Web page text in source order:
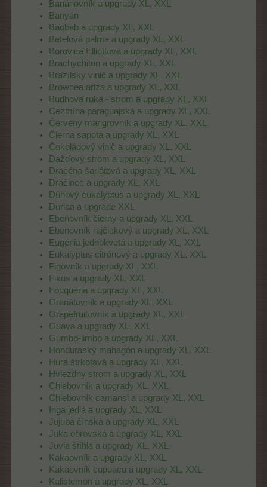
Banánovník a upgrady XL, XXL
Banyán
Baobab a upgrady XL, XXL
Betelová palma a upgrady XL, XXL
Borovica Elliottova a upgrady XL, XXL
Brachychiton a upgrady XL, XXL
Brazílsky vinič a upgrady XL, XXL
Brownea ariza a upgrady XL, XXL
Budhova ruka - strom a upgrady XL, XXL
Cezmína paraguajská a upgrady XL, XXL
Červený mangrovník a upgrady XL, XXL
Čierna sapota a upgrady XL, XXL
Čokoládový vinič a upgrady XL, XXL
Dažďový strom a upgrady XL, XXL
Dracéna šarlátová a upgrady XL, XXL
Dračinec a upgrady XL, XXL
Dúhový eukalyptus a upgrady XL, XXL
Durian a upgrade XXL
Ebenovník čierny a upgrady XL, XXL
Ebenovník rajčiakový a upgrady XL, XXL
Eugénia jednokvetá a upgrady XL, XXL
Eukalyptus citrónový a upgrady XL, XXL
Figovník a upgrady XL, XXL
Fikus a upgrady XL, XXL
Fouqueria a upgrady XL, XXL
Granátovník a upgrady XL, XXL
Grapefruitovník a upgrady XL, XXL
Guava a upgrady XL, XXL
Gumbo-limbo a upgrady XL, XXL
Honduraský mahagón a upgrady XL, XXL
Hura štrkotavá a upgrady XL, XXL
Hviezdny strom a upgrady XL, XXL
Chlebovník a upgrady XL, XXL
Chlebovník camansi a upgrady XL, XXL
Inga jedlá a upgrady XL, XXL
Jujuba čínska a upgrady XL, XXL
Juka obrovská a upgrady XL, XXL
Juvia štíhla a upgrady XL, XXL
Kakaovník a upgrady XL, XXL
Kakaovník cupuacu a upgrady XL, XXL
Kalistemon a upgrady XL, XXL